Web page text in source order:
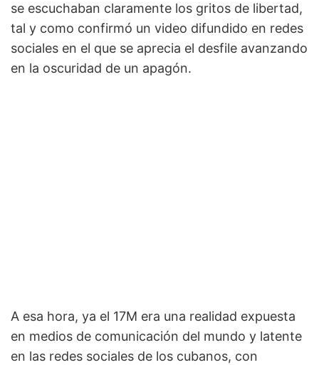
se escuchaban claramente los gritos de libertad,
tal y como confirmó un video difundido en redes
sociales en el que se aprecia el desfile avanzando
en la oscuridad de un apagón.
A esa hora, ya el 17M era una realidad expuesta
en medios de comunicación del mundo y latente
en las redes sociales de los cubanos, con